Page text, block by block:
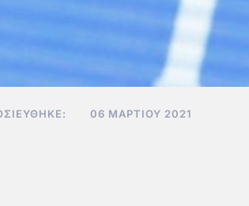
06 ΜΑΡΤΊΟΥ 2021